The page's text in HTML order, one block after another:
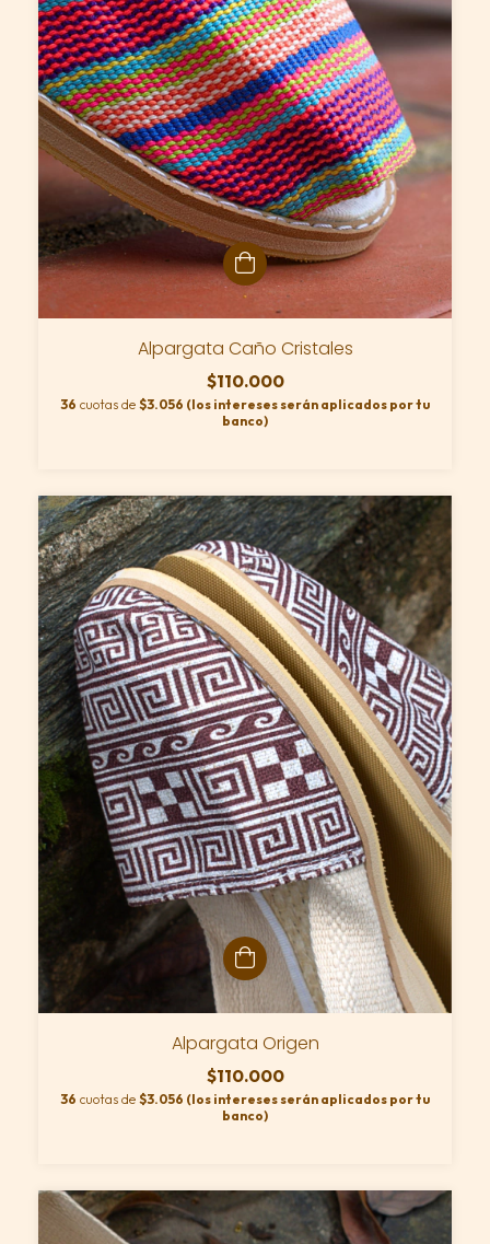
Alpargata Caño Cristales
$110.000
36 cuotas de $3.056 (los intereses serán aplicados por tu
banco)
Alpargata Origen
$110.000
36 cuotas de $3.056 (los intereses serán aplicados por tu
banco)